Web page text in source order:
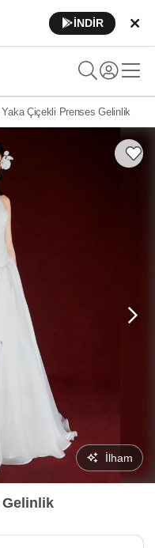
İNDİR
Yaka Çiçekli Prenses Gelinlik
İlham
Gelinlik